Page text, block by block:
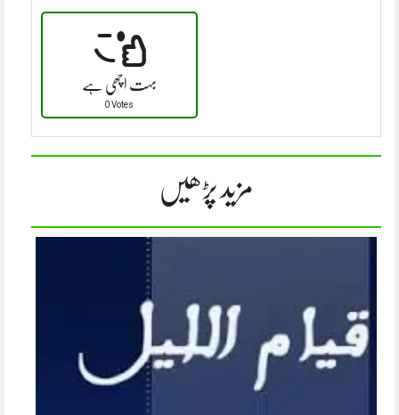
بہت اچھی ہے
0 Votes
مزید پڑھیں